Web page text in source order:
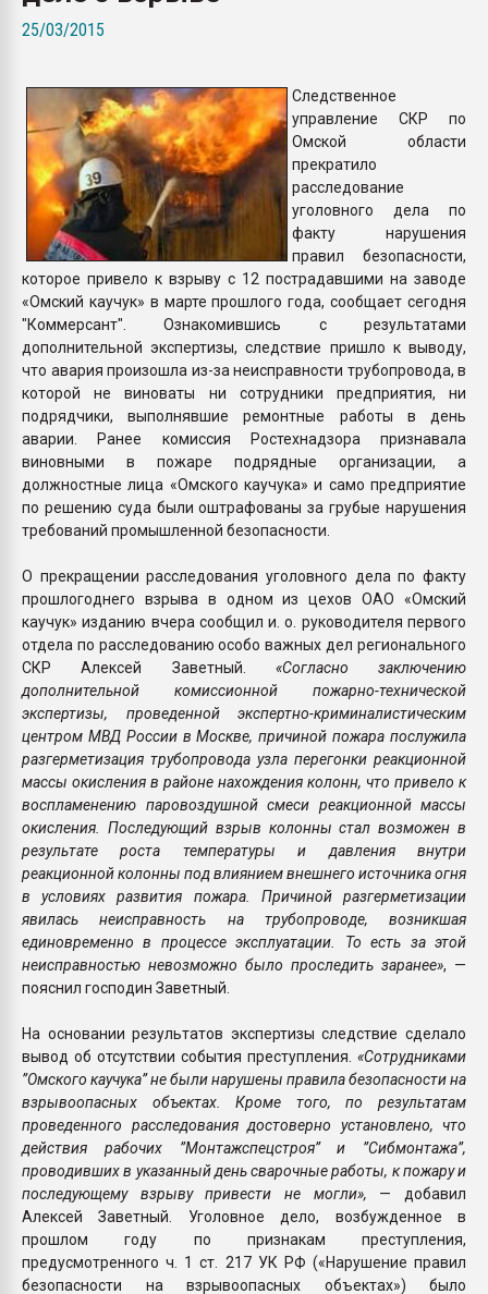
25/03/2015
Следственное
управление СКР по
Омской области
прекратило
расследование
уголовного дела по
факту нарушения
правил безопасности,
которое привело к взрыву с 12 пострадавшими на заводе
«Омский каучук» в марте прошлого года, сообщает сегодня
"Коммерсант". Ознакомившись с результатами
дополнительной экспертизы, следствие пришло к выводу,
что авария произошла из-за неисправности трубопровода, в
которой не виноваты ни сотрудники предприятия, ни
подрядчики, выполнявшие ремонтные работы в день
аварии. Ранее комиссия Ростехнадзора признавала
виновными в пожаре подрядные организации, а
должностные лица «Омского каучука» и само предприятие
по решению суда были оштрафованы за грубые нарушения
требований промышленной безопасности.
О прекращении расследования уголовного дела по факту
прошлогоднего взрыва в одном из цехов ОАО «Омский
каучук» изданию вчера сообщил и. о. руководителя первого
отдела по расследованию особо важных дел регионального
СКР Алексей Заветный. «Согласно заключению
дополнительной комиссионной пожарно-технической
экспертизы, проведенной экспертно-криминалистическим
центром МВД России в Москве, причиной пожара послужила
разгерметизация трубопровода узла перегонки реакционной
массы окисления в районе нахождения колонн, что привело к
воспламенению паровоздушной смеси реакционной массы
окисления. Последующий взрыв колонны стал возможен в
результате роста температуры и давления внутри
реакционной колонны под влиянием внешнего источника огня
в условиях развития пожара. Причиной разгерметизации
явилась неисправность на трубопроводе, возникшая
единовременно в процессе эксплуатации. То есть за этой
неисправностью невозможно было проследить заранее», —
пояснил господин Заветный.
На основании результатов экспертизы следствие сделало
вывод об отсутствии события преступления. «Сотрудниками
”Омского каучука” не были нарушены правила безопасности на
взрывоопасных объектах. Кроме того, по результатам
проведенного расследования достоверно установлено, что
действия рабочих ”Монтажспецстроя” и ”Сибмонтажа”,
проводивших в указанный день сварочные работы, к пожару и
последующему взрыву привести не могли», — добавил
Алексей Заветный. Уголовное дело, возбужденное в
прошлом году по признакам преступления,
предусмотренного ч. 1 ст. 217 УК РФ («Нарушение правил
безопасности на взрывоопасных объектах») было